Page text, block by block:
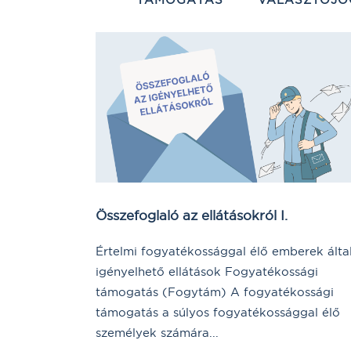
Összefoglaló az ellátásokról I.
Értelmi fogyatékossággal élő emberek
igényelhető ellátások Fogyatékossági
támogatás (Fogytám) A fogyatékossági
támogatás a súlyos fogyatékossággal élő
személyek számára...